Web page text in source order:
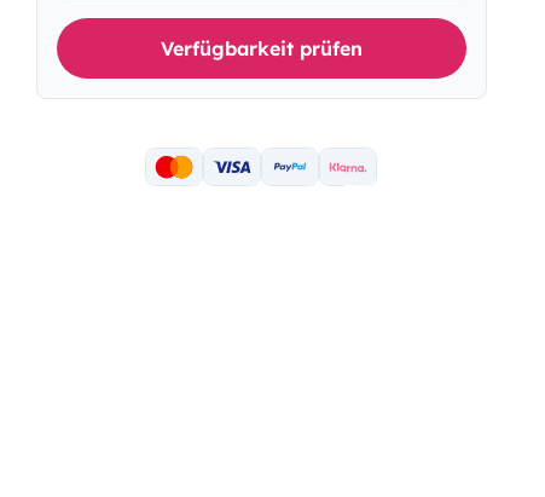
Verfügbarkeit prüfen